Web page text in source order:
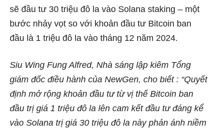
sẽ đầu tư 30 triệu đô la vào Solana staking – một
bước nhảy vọt so với khoản đầu tư Bitcoin ban
đầu là 1 triệu đô la vào tháng 12 năm 2024.
Siu Wing Fung Alfred, Nhà sáng lập kiêm Tổng
giám đốc điều hành của NewGen, cho biết : “Quyết
định mở rộng khoản đầu tư từ vị thế Bitcoin ban
đầu trị giá 1 triệu đô la lên cam kết đầu tư đáng kể
vào Solana trị giá 30 triệu đô la này phản ánh niềm